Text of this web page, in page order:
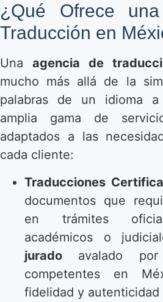
¿Qué Ofrece
Traducción en
Una agencia de
mucho más allá de la
palabras de un idioma
amplia gama de
adaptados a las
cada cliente:
Traducciones
documentos que
en trámites
académicos o
jurado avalado por
competentes en
fidelidad y